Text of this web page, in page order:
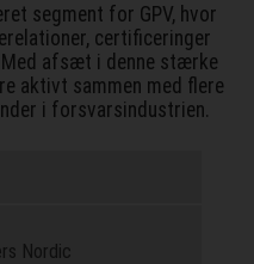
segment for GPV, hvor
certificeringer
Med afsæt i denne stærke
aktivt sammen med flere
i forsvarsindustrien.
Nordic